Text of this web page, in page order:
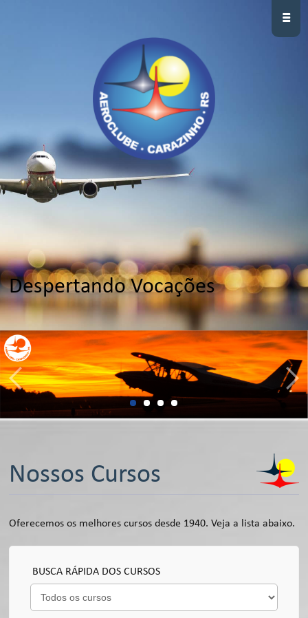
≡
Despertando Vocações
Nossos Cursos
Oferecemos os melhores cursos desde 1940. Veja a lista abaixo.
BUSCA RÁPIDA DOS CURSOS